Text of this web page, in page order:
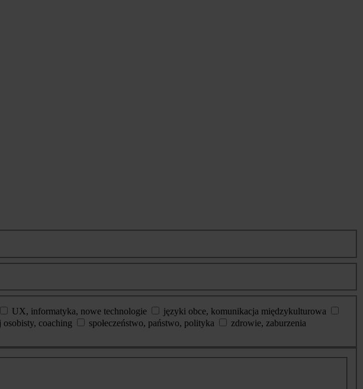
UX, informatyka, nowe technologie
języki obce, komunikacja międzykulturowa
osobisty, coaching społeczeństwo, państwo, polityka
zdrowie, zaburzenia